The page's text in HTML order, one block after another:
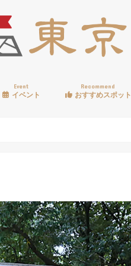
Event
イベント
Recommend
おすすめスポット